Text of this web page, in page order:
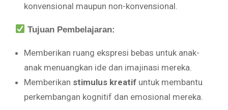
konvensional maupun non-konvensional.
Tujuan Pembelajaran:
Memberikan ruang ekspresi bebas untuk anak-
anak menuangkan ide dan imajinasi mereka.
Memberikan stimulus kreatif untuk membantu
perkembangan kognitif dan emosional mereka.